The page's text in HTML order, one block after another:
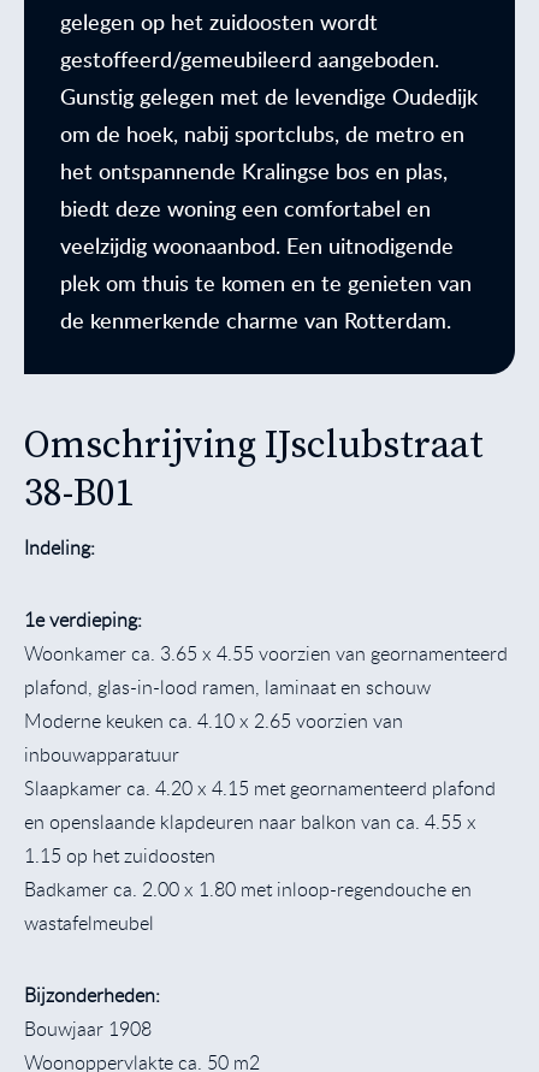
gelegen op het zuidoosten wordt
gestoffeerd/gemeubileerd aangeboden.
Gunstig gelegen met de levendige Oudedijk
om de hoek, nabij sportclubs, de metro en
het ontspannende Kralingse bos en plas,
biedt deze woning een comfortabel en
veelzijdig woonaanbod. Een uitnodigende
plek om thuis te komen en te genieten van
de kenmerkende charme van Rotterdam.
Omschrijving IJsclubstraat
38-B01
Indeling:
1e verdieping:
Woonkamer ca. 3.65 x 4.55 voorzien van geornamenteerd
plafond, glas-in-lood ramen, laminaat en schouw
Moderne keuken ca. 4.10 x 2.65 voorzien van
inbouwapparatuur
Slaapkamer ca. 4.20 x 4.15 met geornamenteerd plafond
en openslaande klapdeuren naar balkon van ca. 4.55 x
1.15 op het zuidoosten
Badkamer ca. 2.00 x 1.80 met inloop-regendouche en
wastafelmeubel
Bijzonderheden:
Bouwjaar 1908
Woonoppervlakte ca. 50 m2